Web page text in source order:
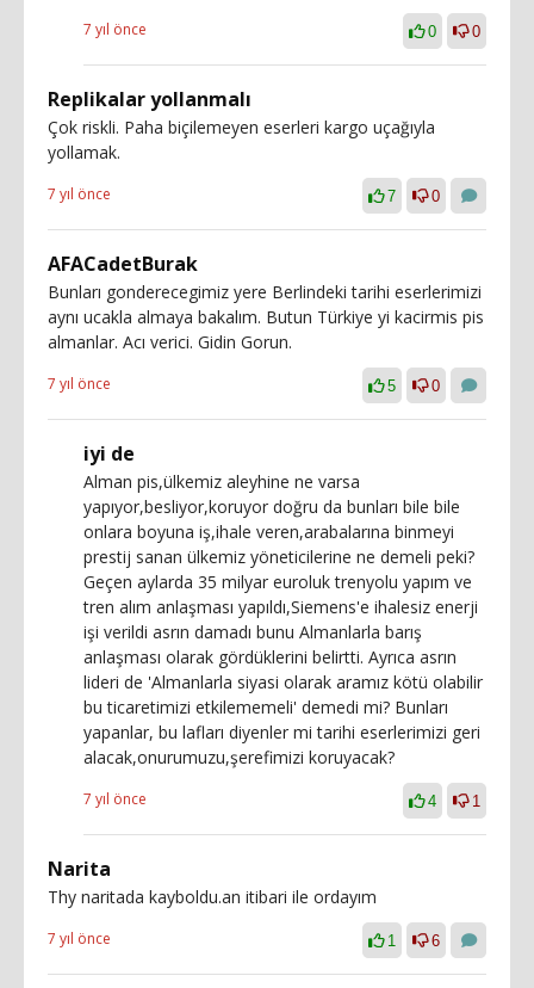
7 yıl önce 0 0
Replikalar yollanmalı
Çok riskli. Paha biçilemeyen eserleri kargo uçağıyla
yollamak.
7 yıl önce 7 0
AFACadetBurak
Bunları gonderecegimiz yere Berlindeki tarihi eserlerimizi
aynı ucakla almaya bakalım. Butun Türkiye yi kacirmis pis
almanlar. Acı verici. Gidin Gorun.
7 yıl önce 5 0
iyi de
Alman pis,ülkemiz aleyhine ne varsa
yapıyor,besliyor,koruyor doğru da bunları bile bile
onlara boyuna iş,ihale veren,arabalarına binmeyi
prestij sanan ülkemiz yöneticilerine ne demeli peki?
Geçen aylarda 35 milyar euroluk trenyolu yapım ve
tren alım anlaşması yapıldı,Siemens'e ihalesiz enerji
işi verildi asrın damadı bunu Almanlarla barış
anlaşması olarak gördüklerini belirtti. Ayrıca asrın
lideri de 'Almanlarla siyasi olarak aramız kötü olabilir
bu ticaretimizi etkilememeli' demedi mi? Bunları
yapanlar, bu lafları diyenler mi tarihi eserlerimizi geri
alacak,onurumuzu,şerefimizi koruyacak?
7 yıl önce 4 1
Narita
Thy naritada kayboldu.an itibari ile ordayım
7 yıl önce 1 6